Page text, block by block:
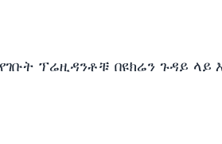
ፕሬዚዳንቶቹ በዩክሬን ጉዳይ ላይ